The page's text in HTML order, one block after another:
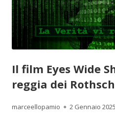
Il film Eyes Wide
reggia dei
Autore
marceellopamio Pubblicato
2 Gennaio 2025